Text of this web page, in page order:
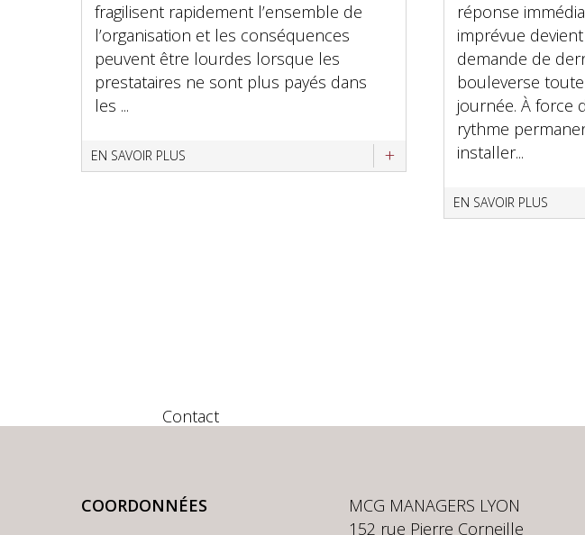
fragilisent rapidement l’ensemble de
l’organisation et les conséquences
peuvent être lourdes lorsque les
prestataires ne sont plus payés dans
les ...
EN SAVOIR PLUS
réponse
imprévue
demande de
bouleverse
journée. À force
rythme
installer...
EN SAVOIR PLUS
Contact
COORDONNÉES
MCG MANAGERS LYON
152 rue Pierre Corneille